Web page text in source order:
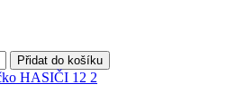
Přidat do košíku